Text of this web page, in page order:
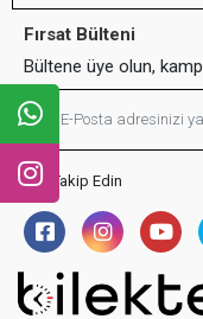
Fırsat Bülteni
Bültene üye olun,
Bizi Takip Edin